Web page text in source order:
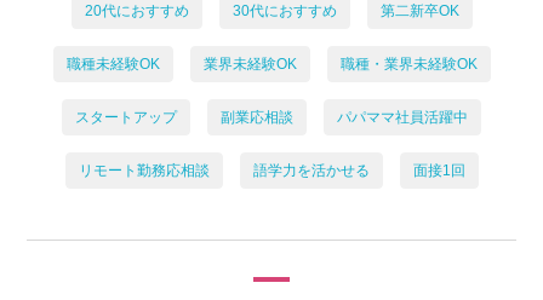
20代におすすめ 30代におすすめ 第二新卒OK
職種未経験OK 業界未経験OK 職種・業界未経験OK
スタートアップ 副業応相談 パパママ社員活躍中
リモート勤務応相談 語学力を活かせる 面接1回